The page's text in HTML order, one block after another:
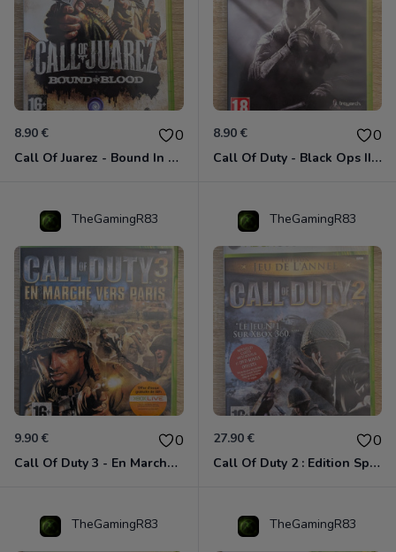
8.90 € 0
Call Of Juarez - Bound In Blood Xbox 360
8.90 € 0
Call Of Duty - Black Ops II Xbox 360
TheGamingR83
9.90 € 0
Call Of Duty 3 - En Marche Vers Paris Xbox 360
TheGamingR83
27.90 € 0
Call Of Duty 2 : Edition Spéciale Xbox 360 GOTY
TheGamingR83 TheGamingR83